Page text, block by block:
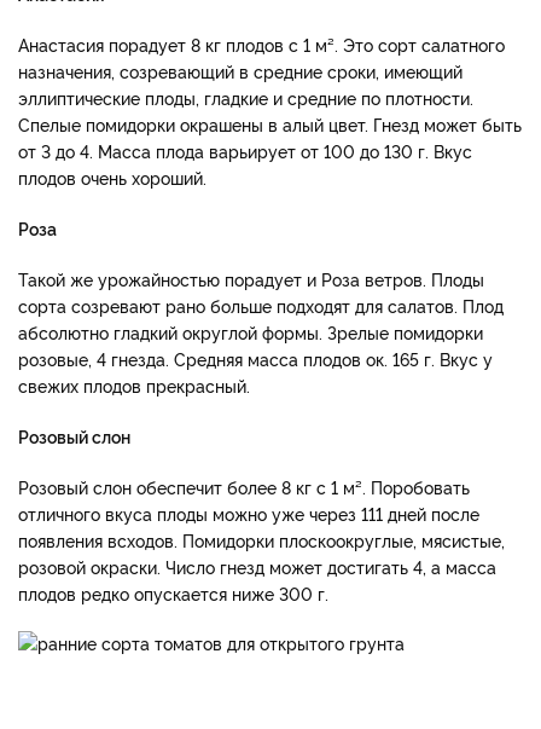
Анастасия порадует 8 кг плодов с 1 м². Это сорт салатного
назначения, созревающий в средние сроки, имеющий
эллиптические плоды, гладкие и средние по плотности.
Спелые помидорки окрашены в алый цвет. Гнезд может быть
от 3 до 4. Масса плода варьирует от 100 до 130 г. Вкус
плодов очень хороший.
Роза
Такой же урожайностью порадует и Роза ветров. Плоды
сорта созревают рано больше подходят для салатов. Плод
абсолютно гладкий округлой формы. Зрелые помидорки
розовые, 4 гнезда. Средняя масса плодов ок. 165 г. Вкус у
свежих плодов прекрасный.
Розовый слон
Розовый слон обеспечит более 8 кг с 1 м². Поробовать
отличного вкуса плоды можно уже через 111 дней после
появления всходов. Помидорки плоскоокруглые, мясистые,
розовой окраски. Число гнезд может достигать 4, а масса
плодов редко опускается ниже 300 г.